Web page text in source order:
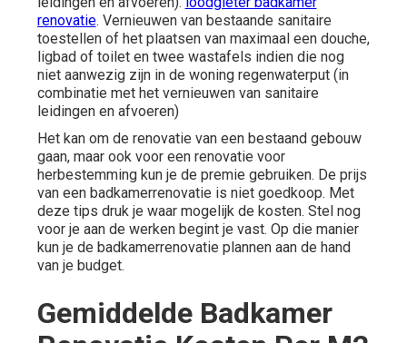
renovatie. Vernieuwen van bestaande sanitaire
toestellen of het plaatsen van maximaal een douche,
ligbad of toilet en twee wastafels indien die nog
niet aanwezig zijn in de woning regenwaterput (in
combinatie met het vernieuwen van sanitaire
leidingen en afvoeren)
Het kan om de renovatie van een bestaand gebouw
gaan, maar ook voor een renovatie voor
herbestemming kun je de premie gebruiken. De prijs
van een badkamerrenovatie is niet goedkoop. Met
deze tips druk je waar mogelijk de kosten. Stel nog
voor je aan de werken begint je vast. Op die manier
kun je de badkamerrenovatie plannen aan de hand
van je budget.
Gemiddelde Badkamer